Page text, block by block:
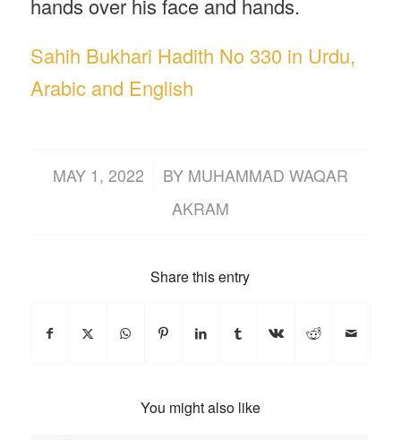
hands over his face and hands.
Sahih Bukhari Hadith No 330 in Urdu,
Arabic and English
MAY 1, 2022
/ BY MUHAMMAD WAQAR
AKRAM
Share this entry
You might also like